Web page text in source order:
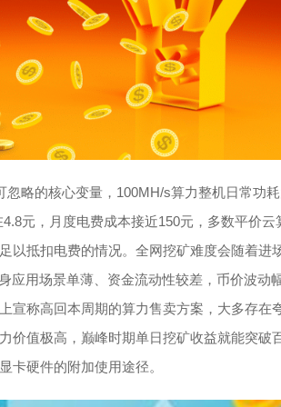
略的核心变量，100MH/s算力整机日常功耗
元，月度电费成本接近150元，多数平价云
以抵扣电费的情况。全网挖矿难度会随着进
应用场景单薄、资金流动性较差，币价波动
宣称高回本周期的算力售卖方案，大多存在
价值极高，巅峰时期单日挖矿收益就能突破
卡硬件的附加使用途径。